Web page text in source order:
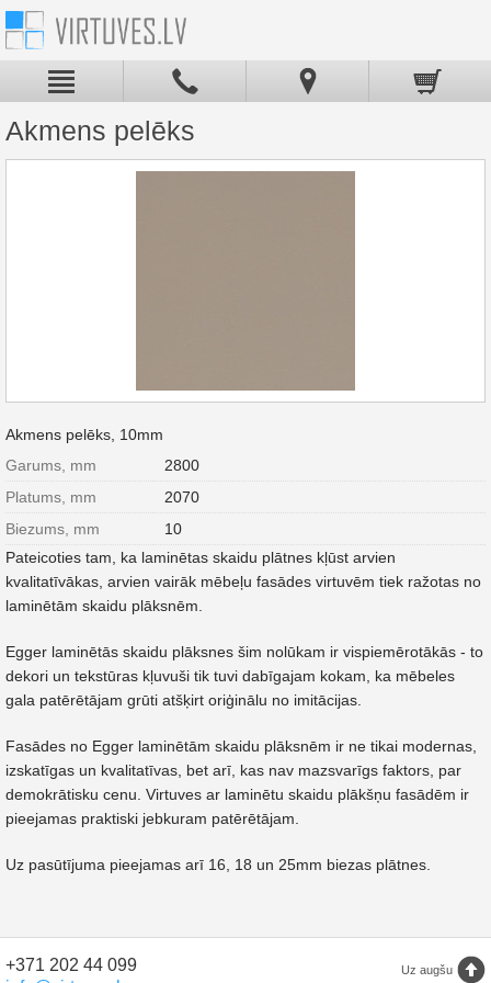
Akmens pelēks
Akmens pelēks, 10mm
Garums, mm
2800
Platums, mm
2070
Biezums, mm
10
Pateicoties tam, ka laminētas skaidu plātnes kļūst arvien
kvalitatīvākas, arvien vairāk mēbeļu fasādes virtuvēm tiek ražotas no
laminētām skaidu plāksnēm.
Egger laminētās skaidu plāksnes šim nolūkam ir vispiemērotākās - to
dekori un tekstūras kļuvuši tik tuvi dabīgajam kokam, ka mēbeles
gala patērētājam grūti atšķirt oriģinālu no imitācijas.
Fasādes no Egger laminētām skaidu plāksnēm ir ne tikai modernas,
izskatīgas un kvalitatīvas, bet arī, kas nav mazsvarīgs faktors, par
demokrātisku cenu. Virtuves ar laminētu skaidu plākšņu fasādēm ir
pieejamas praktiski jebkuram patērētājam.
Uz pasūtījuma pieejamas arī 16, 18 un 25mm biezas plātnes.
Uz augšu
+371 202 44 099